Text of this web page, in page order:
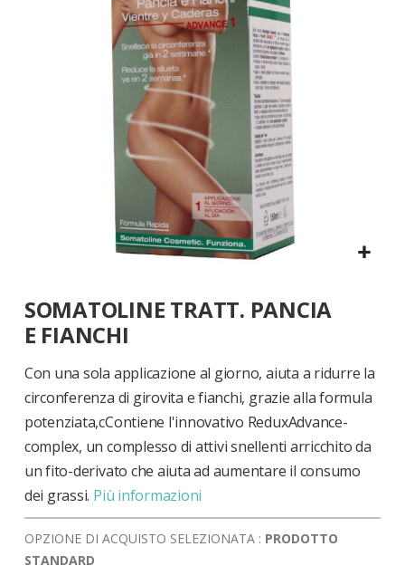
all'inizio
della
galleria
di
immagini
SOMATOLINE TRATT. PANCIA
E FIANCHI
Con una sola applicazione al giorno, aiuta a ridurre la
circonferenza di girovita e fianchi, grazie alla formula
potenziata,cContiene l'innovativo ReduxAdvance-
complex, un complesso di attivi snellenti arricchito da
un fito-derivato che aiuta ad aumentare il consumo
dei grassi. Più informazioni
OPZIONE DI ACQUISTO SELEZIONATA : PRODOTTO
STANDARD